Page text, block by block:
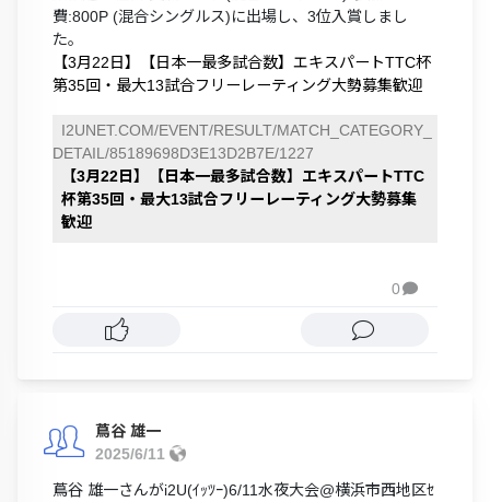
費:800P (混合シングルス)に出場し、3位入賞しまし
た。
【3月22日】【日本一最多試合数】エキスパートTTC杯
第35回・最大13試合フリーレーティング大勢募集歓迎
I2UNET.COM/EVENT/RESULT/MATCH_CATEGORY_
DETAIL/85189698D3E13D2B7E/1227
【3月22日】【日本一最多試合数】エキスパートTTC
杯第35回・最大13試合フリーレーティング大勢募集
歓迎
0
蔦谷 雄一
2025/6/11
蔦谷 雄一さんがi2U(ｲｯﾂｰ)6/11水夜大会@横浜市西地区ｾ